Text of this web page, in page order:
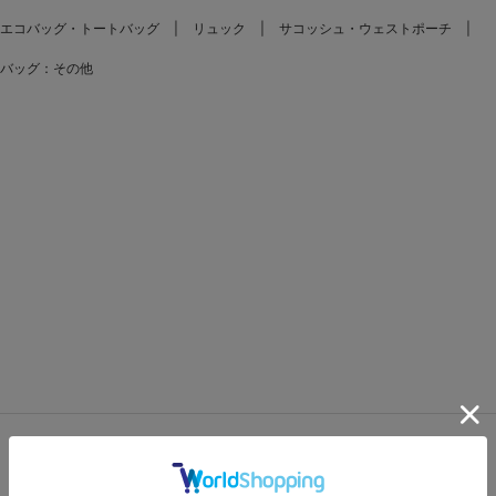
エコバッグ・トートバッグ リュック サコッシュ・ウェストポーチ
バッグ：その他
FEATURES
特集